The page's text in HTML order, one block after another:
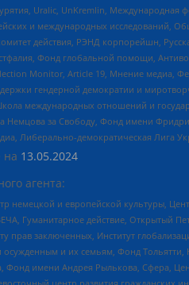
Uralic, UnKremlin,
и международных исследований,
действия, РЭНД корпорейшн,
Фонд глобальной помощи,
Monitor, Article 19, Мнение медиа,
гендерной демократии и
международных отношений и
за Свободу, Фонд имени
Либерально-демократическая Лига
на 13.05.2024
агента:
и европейской культуры,
действие, Открытый
прав заключенных, Институт
и их семьям, Фонд Тольятти,
имени Андрея Рылькова, Сфера,